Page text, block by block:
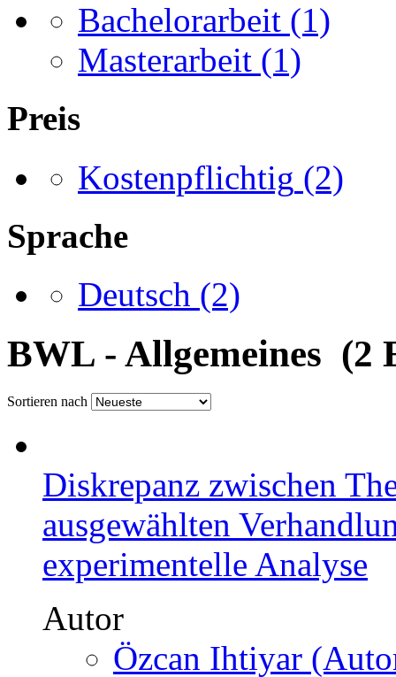
Bachelorarbeit (1)
Masterarbeit (1)
Preis
Kostenpflichtig (2)
Sprache
Deutsch (2)
BWL - Allgemeines (2
Sortieren nach
Diskrepanz zwischen
ausgewählten
experimentelle Analyse